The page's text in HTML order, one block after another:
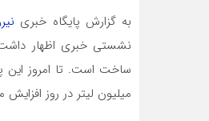
به گزارش پایگاه خبری
نشستی خبری اظهار
میلیون لیتر در روز افزایش